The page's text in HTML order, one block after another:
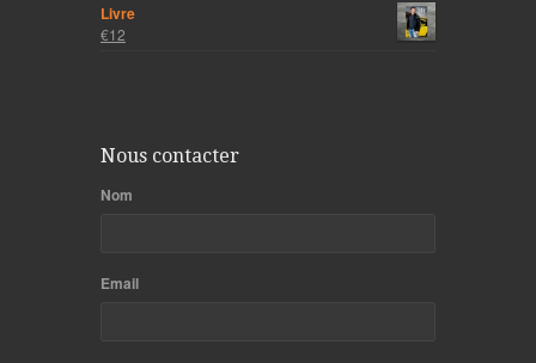
Livre
€12
Nous contacter
Nom
Email